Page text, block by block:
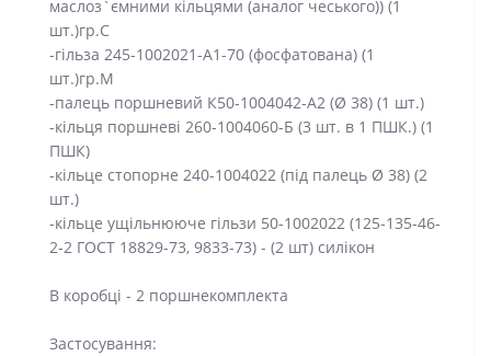
маслоз`ємними кільцями (аналог чеського)) (1
шт.)гр.С
-гільза 245-1002021-А1-70 (фосфатована) (1
шт.)гр.М
-палець поршневий К50-1004042-А2 (Ø 38) (1 шт.)
-кільця поршневі 260-1004060-Б (3 шт. в 1 ПШК.) (1
ПШК)
-кільце стопорне 240-1004022 (під палець Ø 38) (2
шт.)
-кільце ущільнююче гільзи 50-1002022 (125-135-46-
2-2 ГОСТ 18829-73, 9833-73) - (2 шт) силікон
В коробці - 2 поршнекомплекта
Застосування: